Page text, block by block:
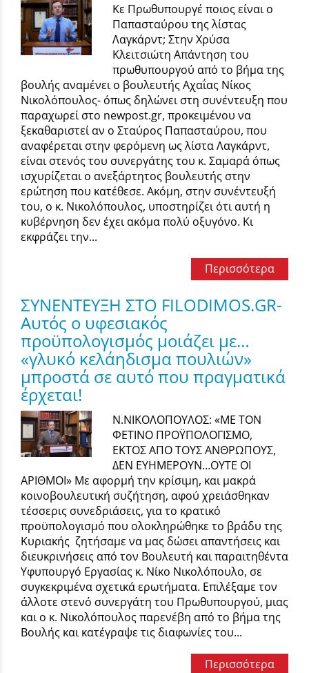
Κε Πρωθυπουργέ ποιος είναι ο
Παπασταύρου της λίστας
Λαγκάρντ; Στην Χρύσα
Κλειτσιώτη Απάντηση του
πρωθυπουργού από το βήμα της
βουλής αναμένει ο βουλευτής Αχαΐας Νίκος
Νικολόπουλος- όπως δηλώνει στη συνέντευξη που
παραχωρεί στο newpost.gr, προκειμένου να
ξεκαθαριστεί αν ο Σταύρος Παπασταύρου, που
αναφέρεται στην φερόμενη ως λίστα Λαγκάρντ,
είναι στενός του συνεργάτης του κ. Σαμαρά όπως
ισχυρίζεται ο ανεξάρτητος βουλευτής στην
ερώτηση που κατέθεσε. Ακόμη, στην συνέντευξή
του, ο κ. Νικολόπουλος, υποστηρίζει ότι αυτή η
κυβέρνηση δεν έχει ακόμα πολύ οξυγόνο. Κι
εκφράζει την...
Περισσότερα
ΣΥΝΕΝΤΕΥΞΗ ΣΤΟ FILODIMOS.GR-
Αυτός ο υφεσιακός
προϋπολογισμός μοιάζει με…
«γλυκό κελάηδισμα πουλιών»
μπροστά σε αυτό που πραγματικά
έρχεται!
Ν.ΝΙΚΟΛΟΠΟΥΛΟΣ: «ΜΕ ΤΟΝ
ΦΕΤΙΝΟ ΠΡΟΫΠΟΛΟΓΙΣΜΟ,
ΕΚΤΟΣ ΑΠΟ ΤΟΥΣ ΑΝΘΡΩΠΟΥΣ,
ΔΕΝ ΕΥΗΜΕΡΟΥΝ…ΟΥΤΕ ΟΙ
ΑΡΙΘΜΟΙ» Με αφορμή την κρίσιμη, και μακρά
κοινοβουλευτική συζήτηση, αφού χρειάσθηκαν
τέσσερις συνεδριάσεις, για το κρατικό
προϋπολογισμό που ολοκληρώθηκε το βράδυ της
Κυριακής ζητήσαμε να μας δώσει απαντήσεις και
διευκρινήσεις από τον Βουλευτή και παραιτηθέντα
Υφυπουργό Εργασίας κ. Νίκο Νικολόπουλο, σε
συγκεκριμένα σχετικά ερωτήματα. Επιλέξαμε τον
άλλοτε στενό συνεργάτη του Πρωθυπουργού, μιας
και ο κ. Νικολόπουλος παρενέβη από το βήμα της
Βουλής και κατέγραψε τις διαφωνίες του...
Περισσότερα